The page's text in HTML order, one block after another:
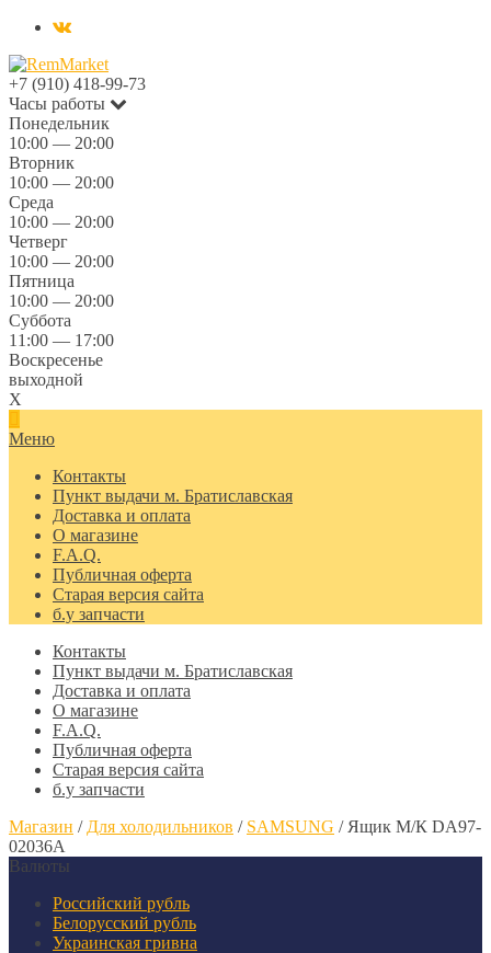
+7 (910) 418-99-73
Часы работы
Понедельник
10:00 — 20:00
Вторник
10:00 — 20:00
Среда
10:00 — 20:00
Четверг
10:00 — 20:00
Пятница
10:00 — 20:00
Суббота
11:00 — 17:00
Воскресенье
выходной
X
Меню
Контакты
Пункт выдачи м. Братиславская
Доставка и оплата
О магазине
F.A.Q.
Публичная оферта
Старая версия сайта
б.у запчасти
Контакты
Пункт выдачи м. Братиславская
Доставка и оплата
О магазине
F.A.Q.
Публичная оферта
Старая версия сайта
б.у запчасти
Магазин / Для холодильников / SAMSUNG / Ящик М/К DA97-
02036A
Валюты
Российский рубль
Белорусский рубль
Украинская гривна